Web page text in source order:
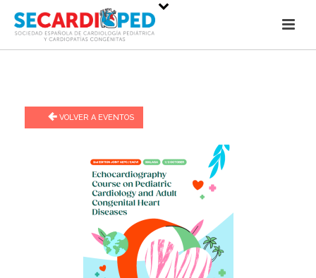
VOLVER A EVENTOS